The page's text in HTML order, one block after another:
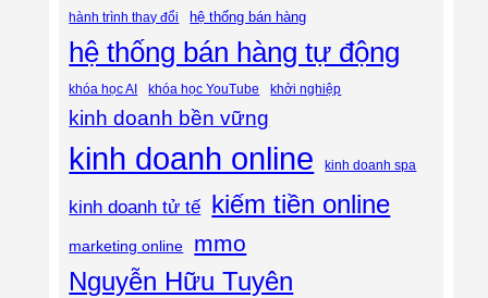
hành trình thay đổi hệ thống bán hàng
hệ thống bán hàng tự động
khóa học AI khóa học YouTube khởi nghiệp
kinh doanh bền vững
kinh doanh online kinh doanh spa
kinh doanh tử tế kiếm tiền online
marketing online mmo
Nguyễn Hữu Tuyên